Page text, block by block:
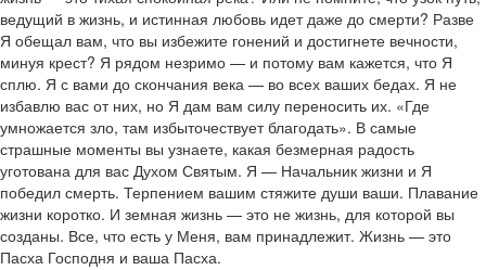
ведущий в жизнь, и истинная любовь идет даже до смерти? Разве
Я обещал вам, что вы избежите гонений и достигнете вечности,
минуя крест? Я рядом незримо — и потому вам кажется, что Я
сплю. Я с вами до скончания века — во всех ваших бедах. Я не
избавлю вас от них, но Я дам вам силу переносить их. «Где
умножается зло, там избыточествует благодать». В самые
страшные моменты вы узнаете, какая безмерная радость
уготована для вас Духом Святым. Я — Начальник жизни и Я
победил смерть. Терпением вашим стяжите души ваши. Плавание
жизни коротко. И земная жизнь — это не жизнь, для которой вы
созданы. Все, что есть у Меня, вам принадлежит. Жизнь — это
Пасха Господня и ваша Пасха.